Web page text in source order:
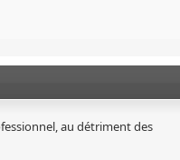
au détriment des